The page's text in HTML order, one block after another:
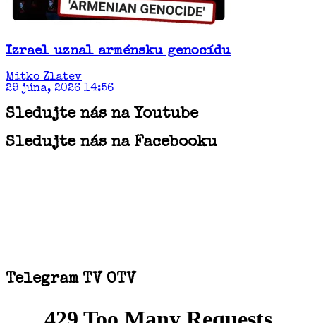
Izrael uznal arménsku genocídu
Mitko Zlatev
29 júna, 2026 14:56
Sledujte nás na Youtube
Sledujte nás na Facebooku
Telegram TV OTV